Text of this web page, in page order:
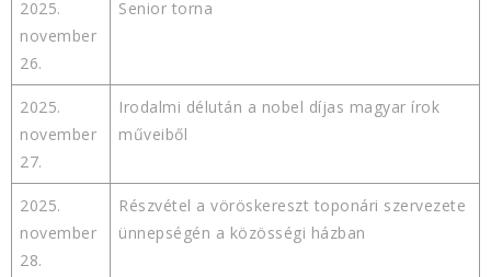
2025.
november
26.
Senior torna
2025.
november
27.
Irodalmi délután a nobel díjas magyar írok
műveiből
2025.
november
28.
Részvétel a vöröskereszt toponári szervezete
ünnepségén a közösségi házban